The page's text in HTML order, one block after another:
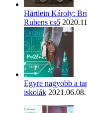
Härtlein Károly:
Rubens cső
Egyre nagyobb a
iskolák 2021.06.08.